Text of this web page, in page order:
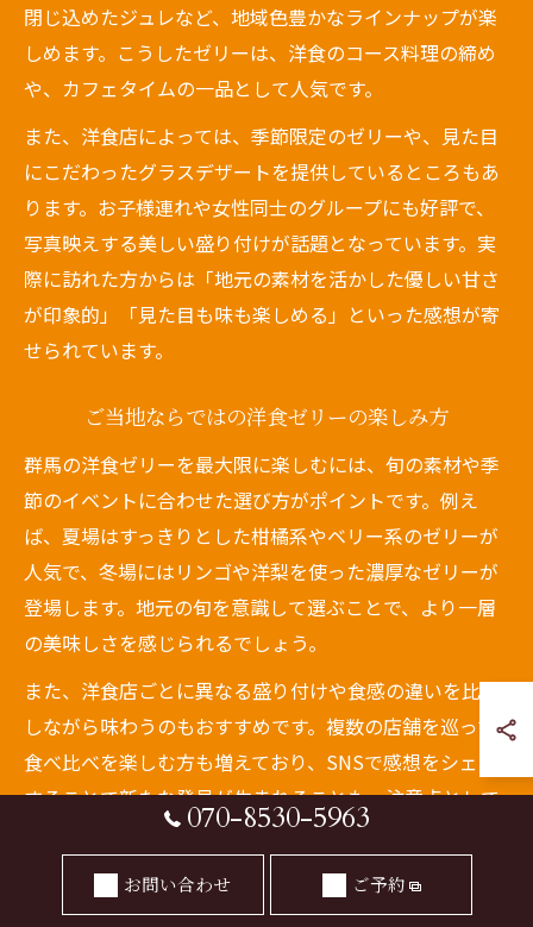
閉じ込めたジュレなど、地域色豊かなラインナップが楽
しめます。こうしたゼリーは、洋食のコース料理の締め
や、カフェタイムの一品として人気です。
また、洋食店によっては、季節限定のゼリーや、見た目
にこだわったグラスデザートを提供しているところもあ
ります。お子様連れや女性同士のグループにも好評で、
写真映えする美しい盛り付けが話題となっています。実
際に訪れた方からは「地元の素材を活かした優しい甘さ
が印象的」「見た目も味も楽しめる」といった感想が寄
せられています。
ご当地ならではの洋食ゼリーの楽しみ方
群馬の洋食ゼリーを最大限に楽しむには、旬の素材や季
節のイベントに合わせた選び方がポイントです。例え
ば、夏場はすっきりとした柑橘系やベリー系のゼリーが
人気で、冬場にはリンゴや洋梨を使った濃厚なゼリーが
登場します。地元の旬を意識して選ぶことで、より一層
の美味しさを感じられるでしょう。
また、洋食店ごとに異なる盛り付けや食感の違いを比較
しながら味わうのもおすすめです。複数の店舗を巡って
食べ比べを楽しむ方も増えており、SNSで感想をシェア
することで新たな発見が生まれることも。注意点として
は、人気店では売り切れや混雑も予想されるため、事前
に予約や問い合わせをしておくと安心です。
070-8530-5963
お問い合わせ ご予約